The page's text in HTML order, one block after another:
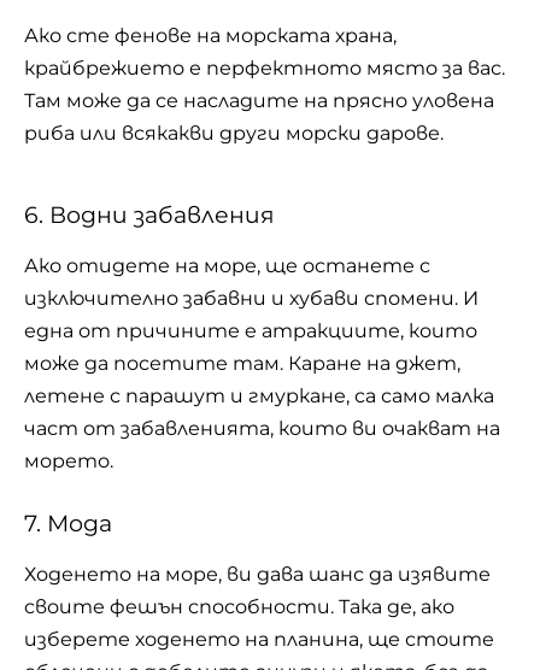
Ако сте фенове на морската храна,
крайбрежието е перфектното място за вас.
Там може да се насладите на прясно уловена
риба или всякакви други морски дарове.
6. Водни забавления
Ако отидете на море, ще останете с
изключително забавни и хубави спомени. И
една от причините е атракциите, които
може да посетите там. Каране на джет,
летене с парашут и гмуркане, са само малка
част от забавленията, които ви очакват на
морето.
7. Мода
Ходенето на море, ви дава шанс да изявите
своите фешън способности. Така де, ако
изберете ходенето на планина, ще стоите